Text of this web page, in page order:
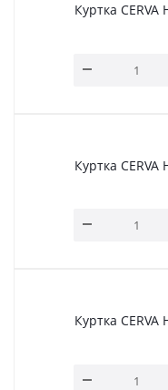
Куртка
Куртка
Куртка